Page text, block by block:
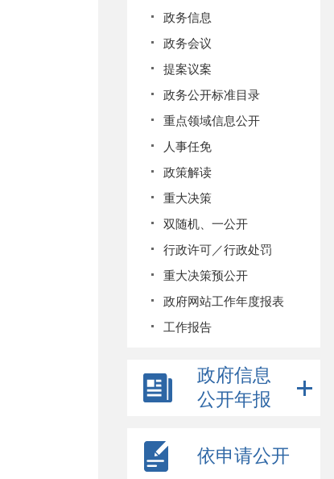
政务信息
政务会议
提案议案
政务公开标准目录
重点领域信息公开
人事任免
政策解读
重大决策
双随机、一公开
行政许可／行政处罚
重大决策预公开
政府网站工作年度报表
工作报告
政府信息
公开年报
依申请公开